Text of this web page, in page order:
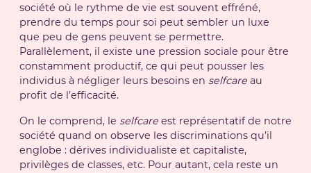
société où le rythme de vie est souvent effréné,
prendre du temps pour soi peut sembler un luxe
que peu de gens peuvent se permettre.
Parallèlement, il existe une pression sociale pour être
constamment productif, ce qui peut pousser les
individus à négliger leurs besoins en selfcare au
profit de l’efficacité.
On le comprend, le selfcare est représentatif de notre
société quand on observe les discriminations qu’il
englobe : dérives individualiste et capitaliste,
privilèges de classes, etc. Pour autant, cela reste un